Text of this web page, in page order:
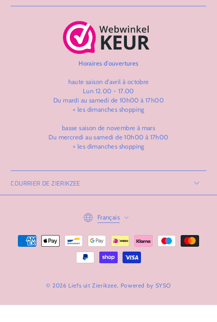
Horaires d'ouvertures
haute saison d'avril à octobre
Lun 12.00 - 17.00
Du mardi au samedi de 10h00 à 17h00
+ les dimanches shopping
basse saison de novembre à mars
Du mercredi au samedi de 10h00 à 17h00
+ les dimanches shopping
COURRIER DE ZIERIKZEE
© 2026 Liefs uit Zierikzee, Powered by SYSO
Langue
Français
Modes